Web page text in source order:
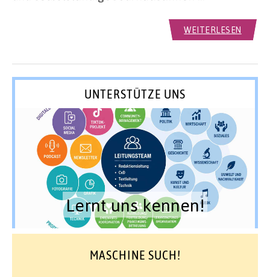
WEITERLESEN
UNTERSTÜTZE UNS
Lernt uns kennen!
MASCHINE SUCH!